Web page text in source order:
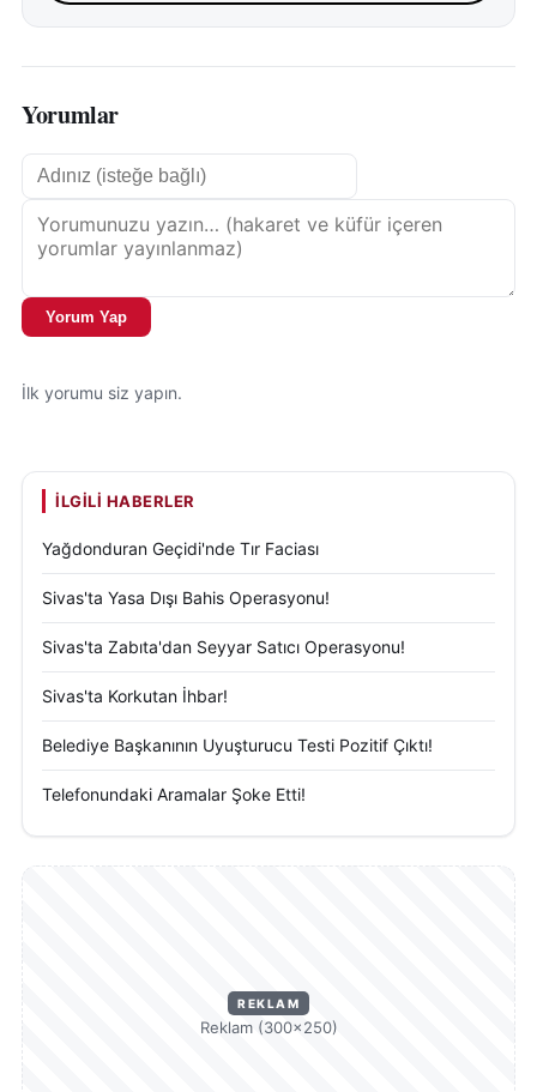
Yorumlar
Yorum Yap
İlk yorumu siz yapın.
İLGILI HABERLER
Yağdonduran Geçidi'nde Tır Faciası
Sivas'ta Yasa Dışı Bahis Operasyonu!
Sivas'ta Zabıta'dan Seyyar Satıcı Operasyonu!
Sivas'ta Korkutan İhbar!
Belediye Başkanının Uyuşturucu Testi Pozitif Çıktı!
Telefonundaki Aramalar Şoke Etti!
REKLAM
Reklam (300×250)